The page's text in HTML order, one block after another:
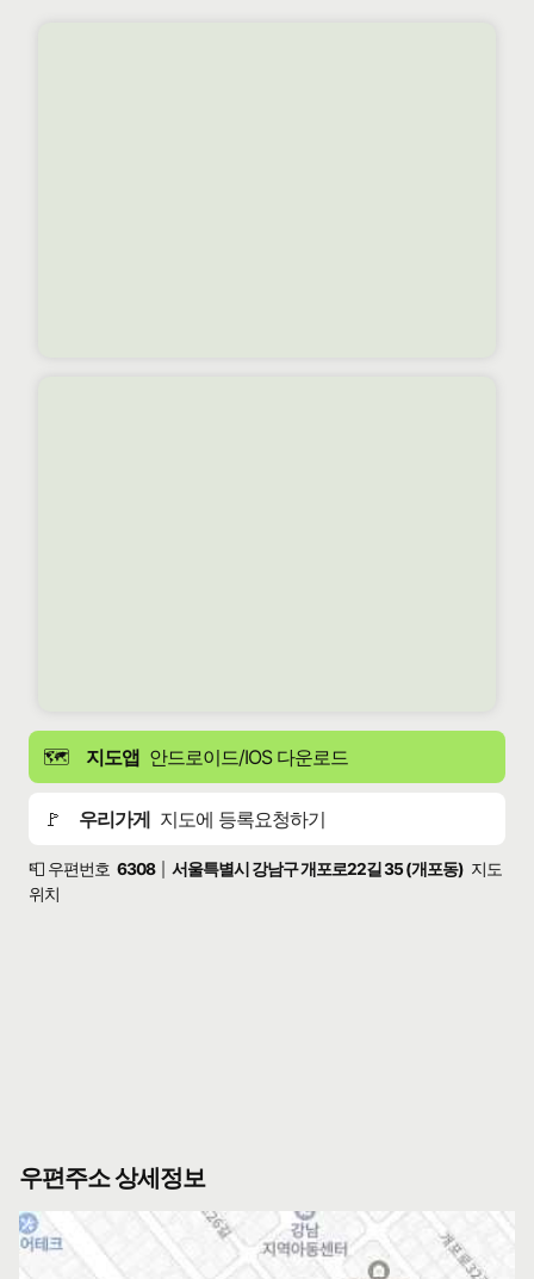
🗺️ 지도앱 안드로이드/IOS 다운로드
🚩 우리가게 지도에 등록요청하기
📮 우편번호 6308 서울특별시 강남구 개포로22길 35 (개포동) 지도
위치
우편주소 상세정보